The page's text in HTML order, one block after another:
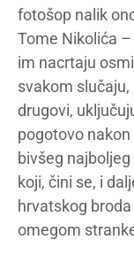
fotošop nalik
Tome Nikolića
im nacrtaju
svakom
drugovi,
pogotovo
bivšeg
koji, čini se, i
hrvatskog
omegom